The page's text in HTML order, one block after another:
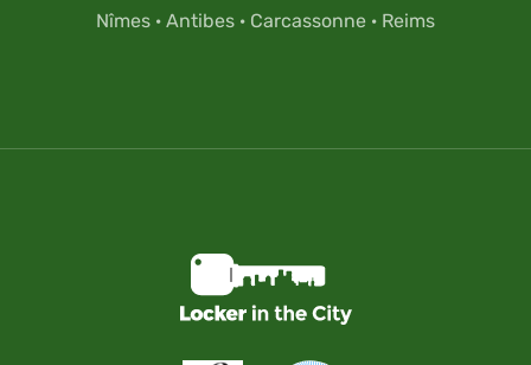
Nîmes · Antibes · Carcassonne · Reims